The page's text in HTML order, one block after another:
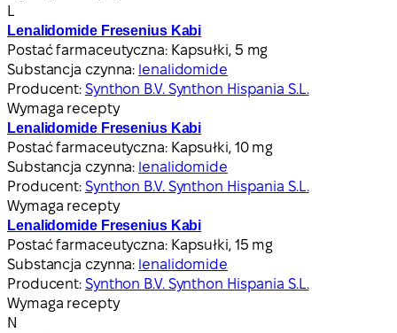
L
Lenalidomide Fresenius Kabi
Postać farmaceutyczna: Kapsułki, 5 mg
Substancja czynna: lenalidomide
Producent: Synthon B.V. Synthon Hispania S.L.
Wymaga recepty
Lenalidomide Fresenius Kabi
Postać farmaceutyczna: Kapsułki, 10 mg
Substancja czynna: lenalidomide
Producent: Synthon B.V. Synthon Hispania S.L.
Wymaga recepty
Lenalidomide Fresenius Kabi
Postać farmaceutyczna: Kapsułki, 15 mg
Substancja czynna: lenalidomide
Producent: Synthon B.V. Synthon Hispania S.L.
Wymaga recepty
N